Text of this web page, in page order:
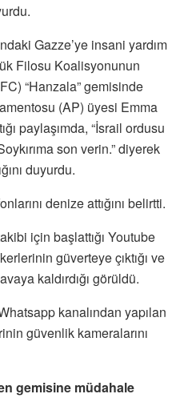
Gazze’ye insani yardım
Filosu Koalisyonunun
“Hanzala” gemisinde
(AP) üyesi Emma
paylaşımda, “İsrail ordusu
son verin.” diyerek
duyurdu.
denize attığını belirtti.
için başlattığı Youtube
güverteye çıktığı ve
kaldırdığı görüldü.
kanalından yapılan
güvenlik kameralarını
gemisine müdahale